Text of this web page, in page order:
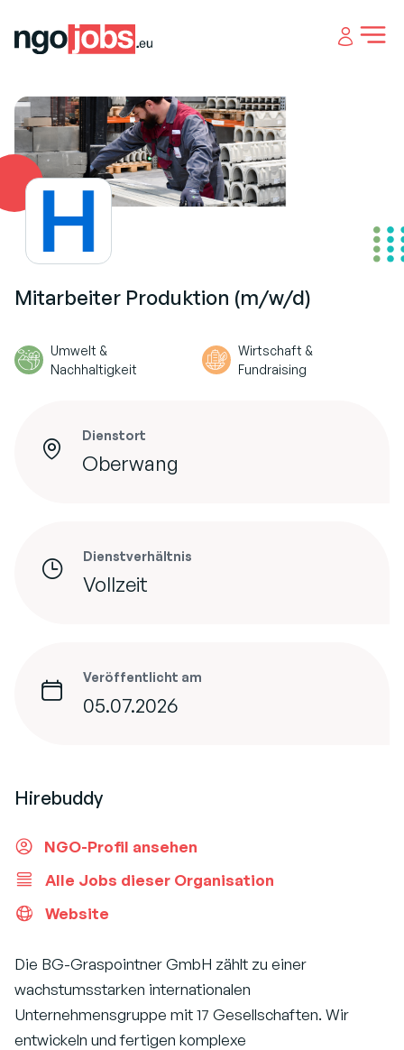
Open
Mitarbeiter Produktion (m/w/d)
Umwelt &
Nachhaltigkeit
Wirtschaft &
Fundraising
Dienstort
Oberwang
Dienstverhältnis
Vollzeit
Veröffentlicht am
05.07.2026
Hirebuddy
NGO-Profil ansehen
Alle Jobs dieser Organisation
Website
Die BG-Graspointner GmbH zählt zu einer
wachstumsstarken internationalen
Unternehmensgruppe mit 17 Gesellschaften. Wir
entwickeln und fertigen komplexe